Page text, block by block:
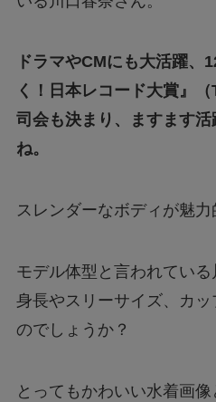
ドラマやCMにも大活躍、
く！日本レコード大賞』
司会も決まり、ますます
ね。
スレンダーなボディが魅力
モデル体型と言われている
身長やスリーサイズ、カ
のでしょうか？
とってもかわいい水着画